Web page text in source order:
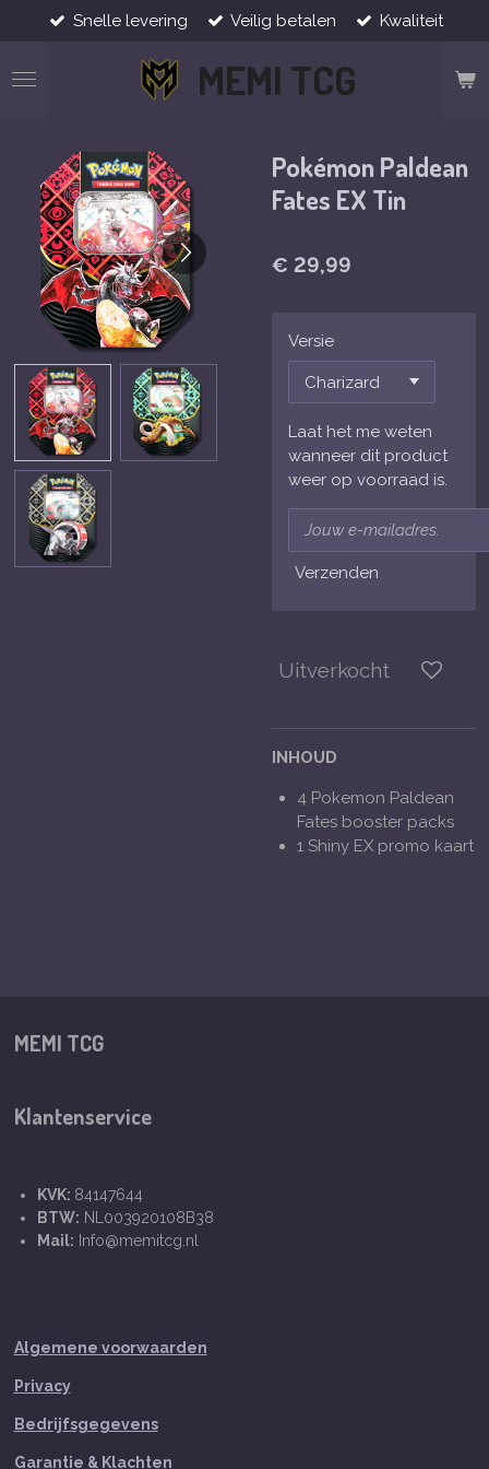
direct
naar
MEMI TCG
Snelle levering Veilig betalen Kwaliteit
Pokémon Paldean
Fates EX Tin
€ 29,99
Versie
Laat het me weten
wanneer dit product
weer op voorraad is.
Verzenden
Uitverkocht
INHOUD
4 Pokemon Paldean
Fates booster packs
1 Shiny EX promo kaart
MEMI TCG
Klantenservice
KVK: 84147644
BTW: NL003920108B38
Mail: Info@memitcg.nl
Algemene voorwaarden
Privacy
Bedrijfsgegevens
Garantie & Klachten